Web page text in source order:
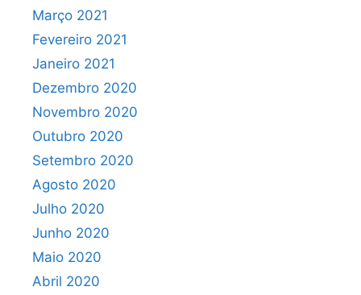
Março 2021
Fevereiro 2021
Janeiro 2021
Dezembro 2020
Novembro 2020
Outubro 2020
Setembro 2020
Agosto 2020
Julho 2020
Junho 2020
Maio 2020
Abril 2020